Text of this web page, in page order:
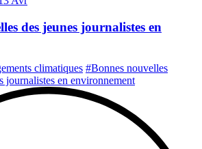
des jeunes journalistes en
climatiques #Bonnes nouvelles
journalistes en environnement